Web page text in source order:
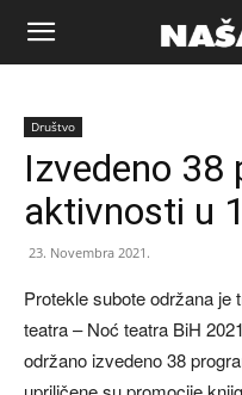
Naša
riječ
Društvo
Izvedeno 38
aktivnosti u
23. Novembra 2021.
Protekle subote održana je
teatra – Noć teatra BiH
održano izvedeno 38